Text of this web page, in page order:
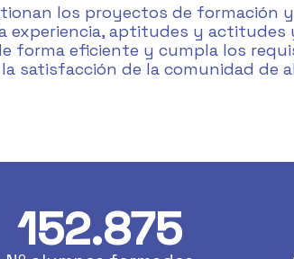
los proyectos de formación
experiencia, aptitudes y actitudes
forma eficiente y cumpla los
satisfacción de la comunidad de
152.875